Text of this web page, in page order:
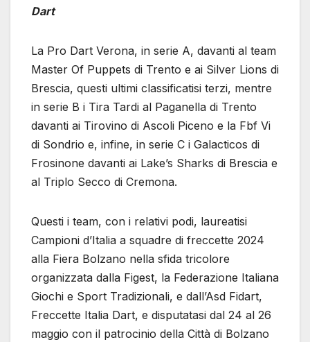
Dart
La Pro Dart Verona, in serie A, davanti al team
Master Of Puppets di Trento e ai Silver Lions di
Brescia, questi ultimi classificatisi terzi, mentre
in serie B i Tira Tardi al Paganella di Trento
davanti ai Tirovino di Ascoli Piceno e la Fbf Vi
di Sondrio e, infine, in serie C i Galacticos di
Frosinone davanti ai Lake’s Sharks di Brescia e
al Triplo Secco di Cremona.
Questi i team, con i relativi podi, laureatisi
Campioni d’Italia a squadre di freccette 2024
alla Fiera Bolzano nella sfida tricolore
organizzata dalla Figest, la Federazione Italiana
Giochi e Sport Tradizionali, e dall’Asd Fidart,
Freccette Italia Dart, e disputatasi dal 24 al 26
maggio con il patrocinio della Città di Bolzano